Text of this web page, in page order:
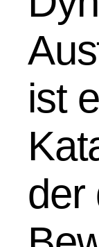
ist
der